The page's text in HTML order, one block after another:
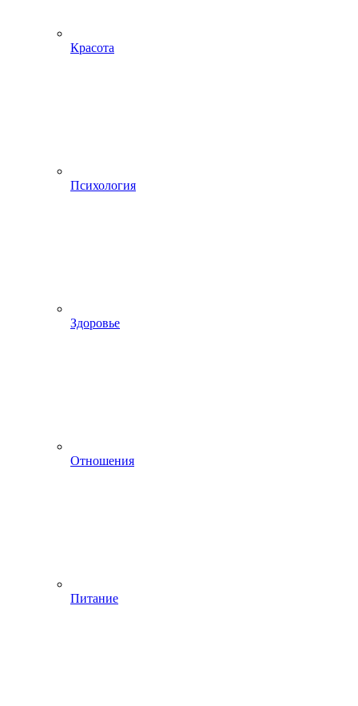
Красота
Психология
Здоровье
Отношения
Питание